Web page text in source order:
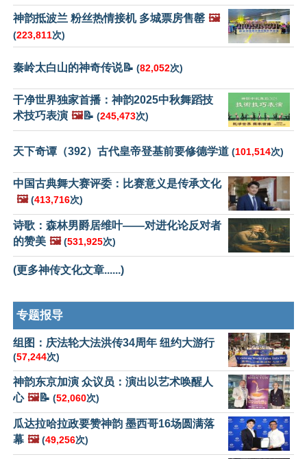
神韵抵波兰 粉丝热情接机 多城票房售罄 🖼️
(223,811次)
秦岭太白山的神奇传说📝 (82,052次)
干净世界独家首播：神韵2025中秋舞蹈技
术技巧表演 🖼️📝 (245,473次)
天下奇谭（392）古代皇帝登基前要修德学道 (101,514次)
中国古典舞大赛评委：比赛意义是传承文化
🖼️ (413,716次)
诗歌：森林男爵居维叶——对进化论反对者
的赞美 🖼️ (531,925次)
(更多神传文化文章......)
专题报导
组图：庆法轮大法洪传34周年 纽约大游行
(57,244次)
神韵东京加演 众议员：演出以艺术唤醒人
心 🖼️📝 (52,060次)
瓜达拉哈拉政要赞神韵 墨西哥16场圆满落
幕 🖼️ (49,256次)